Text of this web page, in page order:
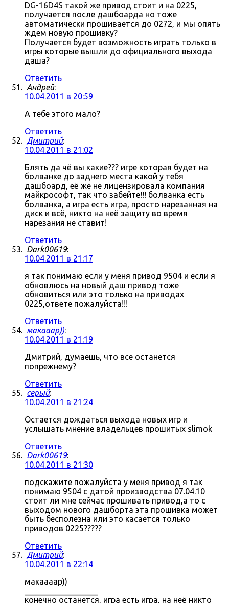
DG-16D4S такой же привод стоит и на 0225,
получается после дашбоарда но тоже
автоматически прошивается до 0272, и мы опять
ждем новую прошивку?
Получается будет возможность играть только в
игры которые вышли до официального выхода
даша?
Ответить
Андрей:
10.04.2011 в 20:59
А тебе этого мало?
Ответить
Дмитрий:
10.04.2011 в 21:02
Блять да чё вы какие??? игре которая будет на
болванке до заднего места какой у тебя
дашбоард, её же не лицензировала компания
майкрософт, так что забейте!!! болванка есть
болванка, а игра есть игра, просто нарезанная на
диск и всё, никто на неё защиту во время
нарезания не ставит!
Ответить
Dark00619:
10.04.2011 в 21:17
я так понимаю если у меня привод 9504 и если я
обновлюсь на новый даш привод тоже
обновиться или это только на приводах
0225,ответе пожалуйста!!!
Ответить
макааар)):
10.04.2011 в 21:19
Дмитрий, думаешь, что все останется
попрежнему?
Ответить
серый:
10.04.2011 в 21:24
Остается дождаться выхода новых игр и
услышать мнение владельцев прошитых slimok
Ответить
Dark00619:
10.04.2011 в 21:30
подскажите пожалуйста у меня привод я так
понимаю 9504 с датой производства 07.04.10
стоит ли мне сейчас прошивать привод,а то с
выходом нового дашборта эта прошивка может
быть бесполезна или это касается только
приводов 0225?????
Ответить
Дмитрий:
10.04.2011 в 22:14
макаааар))
конечно останется, игра есть игра, на неё никто